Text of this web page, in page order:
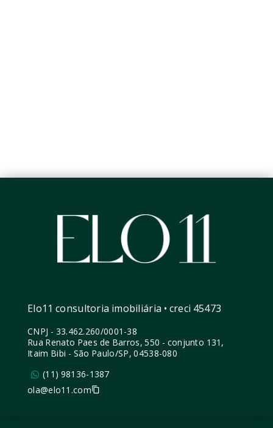
Elo11 consultoria imobiliária • creci 45473
CNPJ - 33.462.260/0001-38
Rua Renato Paes de Barros, 550 - conjunto 131,
Itaim Bibi - São Paulo/SP, 04538-080
(11) 98136-1387
ola@elo11.com